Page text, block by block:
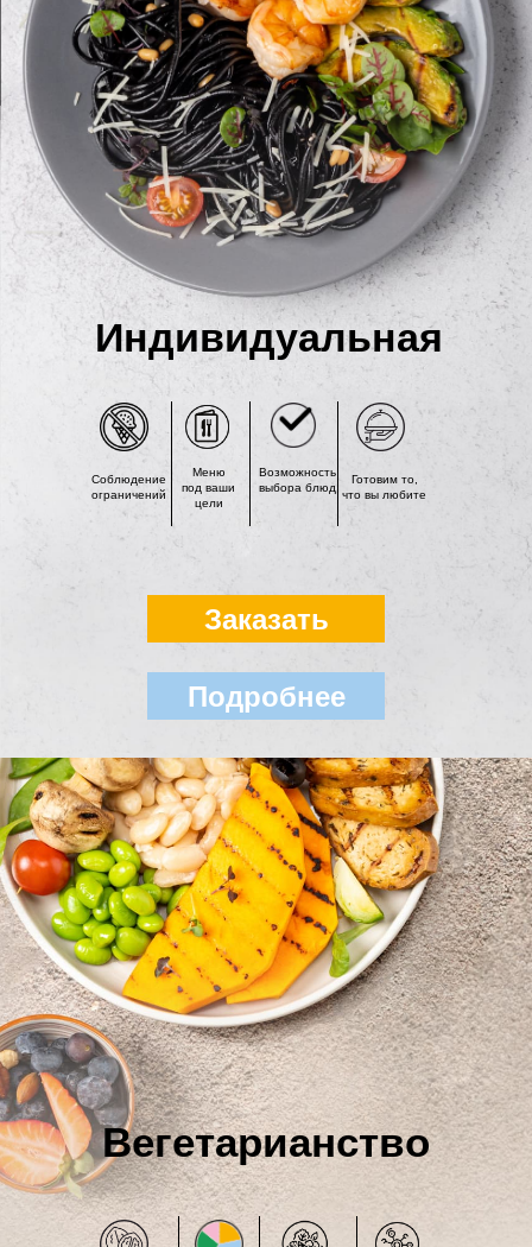
Индивидуальная
Меню
под ваши
цели
Возможность
выбора блюд
Готовим то,
что вы любите
Соблюдение
ограничений
Заказать
Подробнее
Вегетарианство